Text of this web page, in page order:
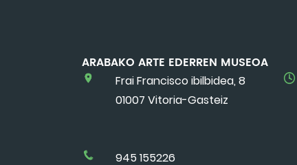
ARABAKO ARTE EDERREN MUSEOA
Frai Francisco ibilbidea, 8
01007 Vitoria-Gasteiz
945 155226